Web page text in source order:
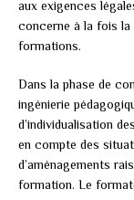
aux exigences
concerne à la fois la
formations.
Dans la phase de
ingénierie
d’individualisation
en compte des
d’aménagements
formation. Le